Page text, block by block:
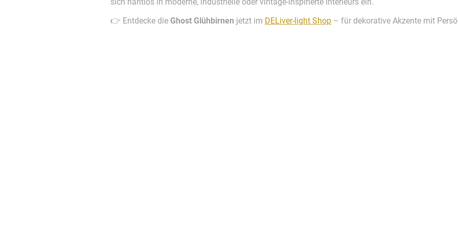
👉 Entdecke die Ghost Glühbirnen jetzt im DELiver-light Shop – für dekorative Akzente mit